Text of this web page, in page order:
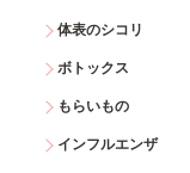
体表のシコリ
ボトックス
もらいもの
インフルエンザ